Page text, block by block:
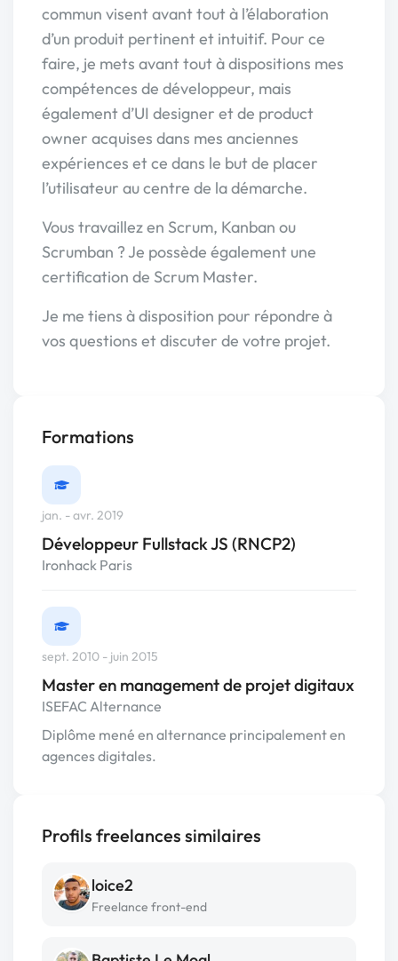
commun visent avant tout à l’élaboration
d’un produit pertinent et intuitif. Pour ce
faire, je mets avant tout à dispositions mes
compétences de développeur, mais
également d’UI designer et de product
owner acquises dans mes anciennes
expériences et ce dans le but de placer
l’utilisateur au centre de la démarche.
Vous travaillez en Scrum, Kanban ou
Scrumban ? Je possède également une
certification de Scrum Master.
Je me tiens à disposition pour répondre à
vos questions et discuter de votre projet.
Formations
jan. - avr. 2019
Développeur Fullstack JS (RNCP2)
Ironhack Paris
sept. 2010 - juin 2015
Master en management de projet digitaux
ISEFAC Alternance
Diplôme mené en alternance principalement en
agences digitales.
Profils freelances similaires
loice2
Freelance front-end